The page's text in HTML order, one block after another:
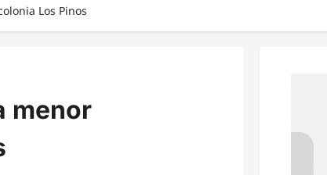
Los Pinos
menor